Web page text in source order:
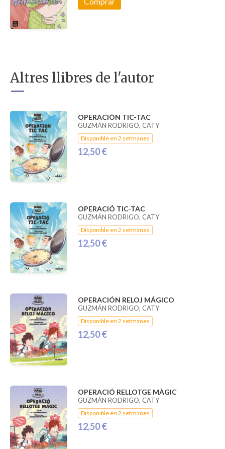
Altres llibres de l'autor
OPERACIÓN TIC-TAC
GUZMÁN RODRIGO, CATY
Disponible en 2 setmanes
12,50 €
OPERACIÓ TIC-TAC
GUZMÁN RODRIGO, CATY
Disponible en 2 setmanes
12,50 €
OPERACIÓN RELOJ MÁGICO
GUZMÁN RODRIGO, CATY
Disponible en 2 setmanes
12,50 €
OPERACIÓ RELLOTGE MÀGIC
GUZMÁN RODRIGO, CATY
Disponible en 2 setmanes
12,50 €